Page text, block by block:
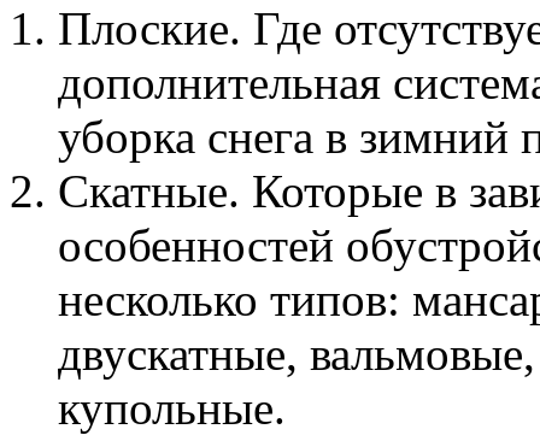
Плоские. Где
дополнительная
уборка снега в зимний
Скатные. Которые в
особенностей
несколько типов:
двускатные,
купольные.